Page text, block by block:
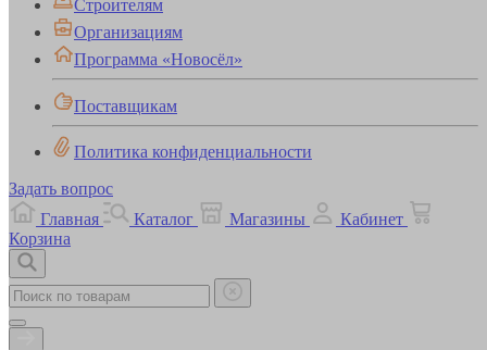
Строителям
Организациям
Программа «Новосёл»
Поставщикам
Политика конфиденциальности
Задать вопрос
Главная
Каталог Магазины
Кабинет
Корзина